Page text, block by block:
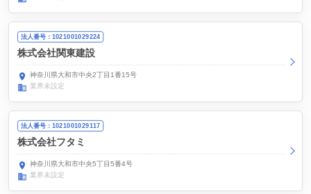
法人番号：1021001029224
株式会社関東建設
神奈川県大和市中央2丁目1番15号
業界未設定
法人番号：1021001029117
株式会社フタミ
神奈川県大和市中央5丁目5番4号
業界未設定